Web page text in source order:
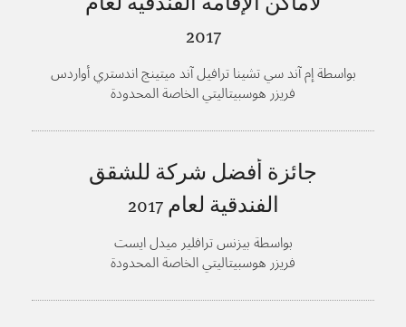
2017
بواسطة إم آند سي تشينا ترافيل آند ميتينج اندستري أواردس
فريزر هوسبيتاليتي الخاصة المحدودة
جائزة أفضل شركة للشقق
الفندقية لعام2017
بواسطة بيزنس ترافلير ميدل ايست
فريزر هوسبيتاليتي الخاصة المحدودة